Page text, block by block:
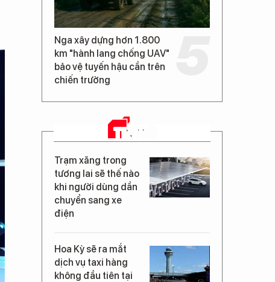
Nga xây dựng hơn 1.800
km "hành lang chống UAV"
bảo vệ tuyến hậu cần trên
chiến trường
TIN MỚI
Trạm xăng trong
tương lai sẽ thế nào
khi người dùng dần
chuyển sang xe
điện
Hoa Kỳ sẽ ra mắt
dịch vụ taxi hàng
không đầu tiên tại